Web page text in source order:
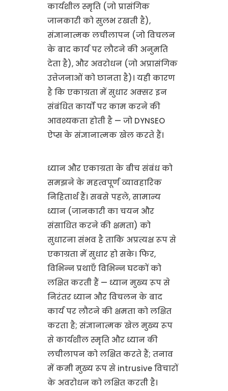
कार्यशील स्मृति (जो प्रासंगिक
जानकारी को सुलभ रखती है),
संज्ञानात्मक लचीलापन (जो विचलन
के बाद कार्य पर लौटने की अनुमति
देता है), और अवरोधन (जो अप्रासंगिक
उत्तेजनाओं को छानता है)। यही कारण
है कि एकाग्रता में सुधार अक्सर इन
संबंधित कार्यों पर काम करने की
आवश्यकता होती है — जो DYNSEO
ऐप्स के संज्ञानात्मक खेल करते हैं।
ध्यान और एकाग्रता के बीच संबंध को
समझने के महत्वपूर्ण व्यावहारिक
निहितार्थ हैं। सबसे पहले, सामान्य
ध्यान (जानकारी का चयन और
संसाधित करने की क्षमता) को
सुधारना संभव है ताकि अप्रत्यक्ष रूप से
एकाग्रता में सुधार हो सके। फिर,
विभिन्न प्रथाएँ विभिन्न घटकों को
लक्षित करती हैं — ध्यान मुख्य रूप से
निरंतर ध्यान और विचलन के बाद
कार्य पर लौटने की क्षमता को लक्षित
करता है; संज्ञानात्मक खेल मुख्य रूप
से कार्यशील स्मृति और ध्यान की
लचीलापन को लक्षित करते हैं; तनाव
में कमी मुख्य रूप से intrusive विचारों
के अवरोधन को लक्षित करती है।